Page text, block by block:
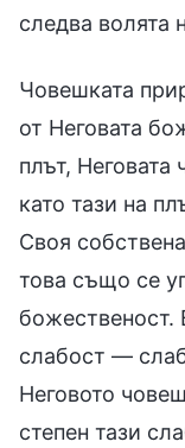
следва волята
Човешката
от Неговата
плът,
като тази на
Своя
това също се
божественост.
слабост —
Неговото
степен тази